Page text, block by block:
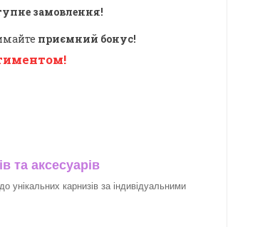
замовлення!
приємний бонус!
та аксесуарів
унікальних карнизів за індивідуальними